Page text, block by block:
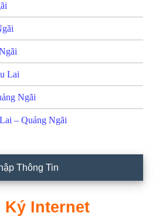
Lai
Ngãi
– Quảng Ngãi
Thông Tin
Ký Internet